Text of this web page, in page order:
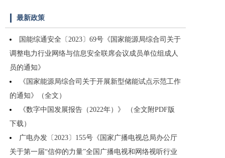
最新政策
国能综通安全〔2023〕69号《国家能源局综合司关于
调整电力行业网络与信息安全联席会议成员单位组成人
员的通知》
《国家能源局综合司关于开展新型储能试点示范工作
的通知》（全文）
《数字中国发展报告（2022年）》 （全文附PDF版
下载）
广电办发〔2023〕155号《国家广播电视总局办公厅
关于第一届“信仰的力量”全国广播电视和网络视听行业